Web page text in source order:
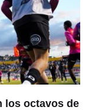
los octavos de